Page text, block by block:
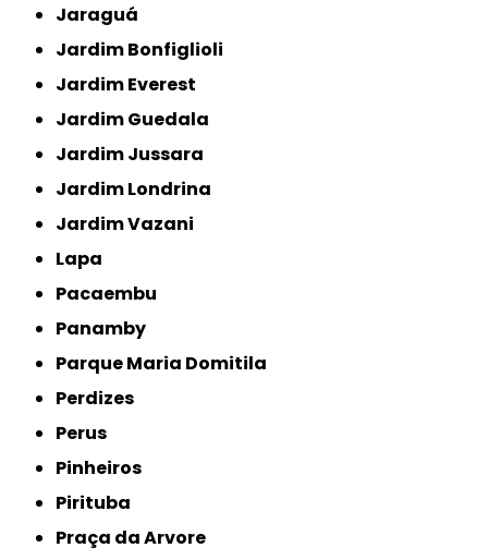
Jaraguá
Jardim Bonfiglioli
Jardim Everest
Jardim Guedala
Jardim Jussara
Jardim Londrina
Jardim Vazani
Lapa
Pacaembu
Panamby
Parque Maria Domitila
Perdizes
Perus
Pinheiros
Pirituba
Praça da Arvore